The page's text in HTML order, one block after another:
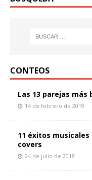
CONTEOS
Las 13 parejas
14 de febrero de 2019
11 éxitos
covers
24 de julio de 2018